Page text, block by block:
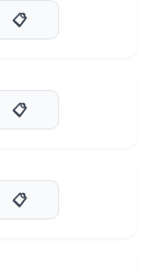
📋
📋
📋